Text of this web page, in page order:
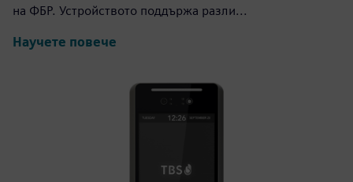
на ФБР. Устройството поддържа разли...
Научете повече